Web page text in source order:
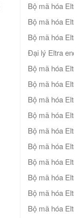
Bộ mã hóa
Bộ mã hóa
Bộ mã hóa
Đại lý Eltra
Bộ mã hóa
Bộ mã hóa
Bộ mã hóa
Bộ mã hóa
Bộ mã hóa
Bộ mã hóa
Bộ mã hóa
Bộ mã hóa
Bộ mã hóa
Bộ mã hóa